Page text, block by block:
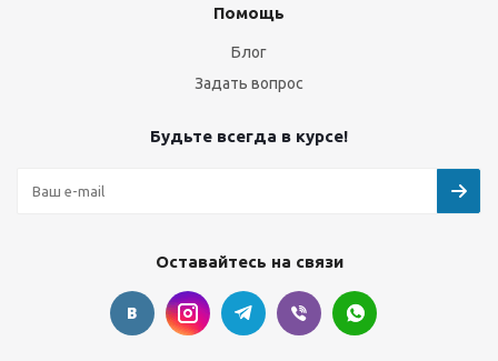
Помощь
Блог
Задать вопрос
Будьте всегда в курсе!
Оставайтесь на связи